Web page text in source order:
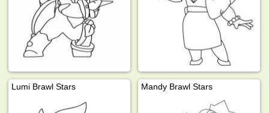
Lumi Brawl Stars Mandy Brawl Stars